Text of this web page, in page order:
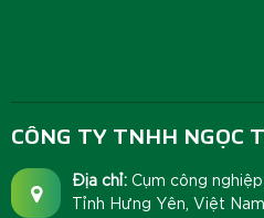
CÔNG TY TNHH NGỌC
Địa chỉ: Cụm công
Tỉnh Hưng Yên, Việt Nam.